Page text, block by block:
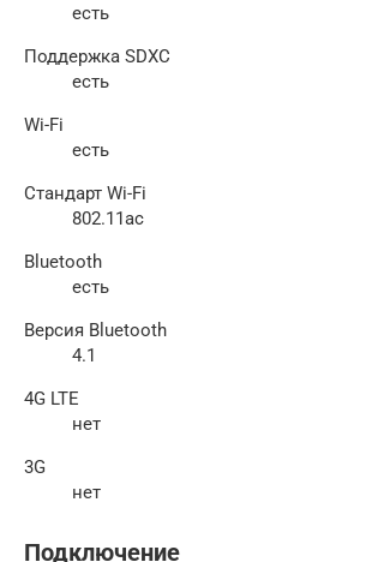
есть
Поддержка SDXC
есть
Wi-Fi
есть
Стандарт Wi-Fi
802.11ac
Bluetooth
есть
Версия Bluetooth
4.1
4G LTE
нет
3G
нет
Подключение